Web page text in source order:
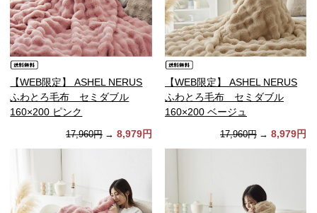
【WEB限定】 ASHEL NERUS
ふわとろ毛布 セミダブル
160×200 ピンク
17,960円 → 8,979円
【WEB限定】 ASHEL NERUS
ふわとろ毛布 セミダブル
160×200 ベージュ
17,960円 → 8,979円